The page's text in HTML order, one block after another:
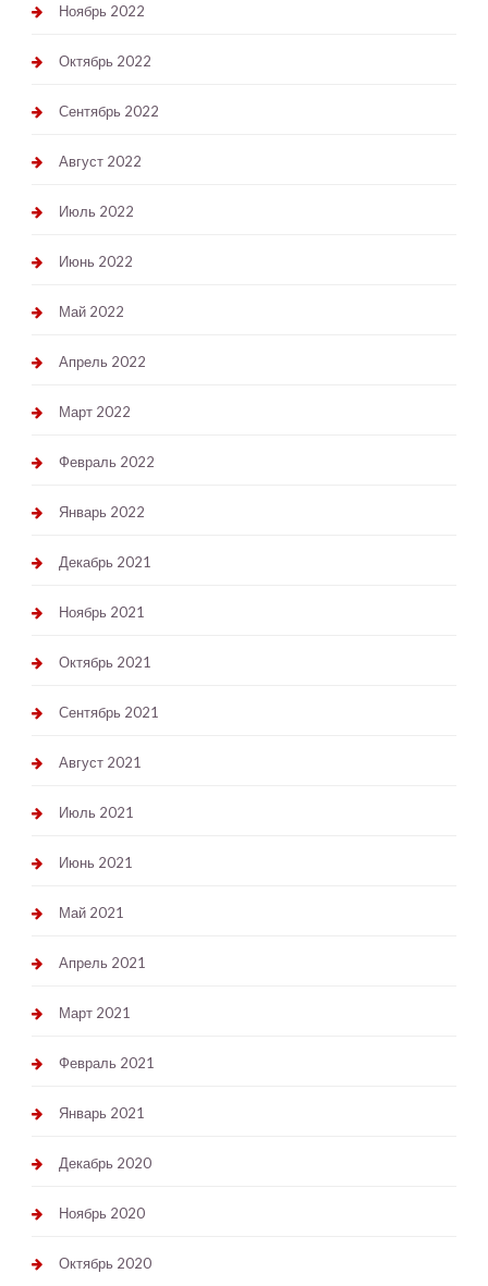
Ноябрь 2022
Октябрь 2022
Сентябрь 2022
Август 2022
Июль 2022
Июнь 2022
Май 2022
Апрель 2022
Март 2022
Февраль 2022
Январь 2022
Декабрь 2021
Ноябрь 2021
Октябрь 2021
Сентябрь 2021
Август 2021
Июль 2021
Июнь 2021
Май 2021
Апрель 2021
Март 2021
Февраль 2021
Январь 2021
Декабрь 2020
Ноябрь 2020
Октябрь 2020